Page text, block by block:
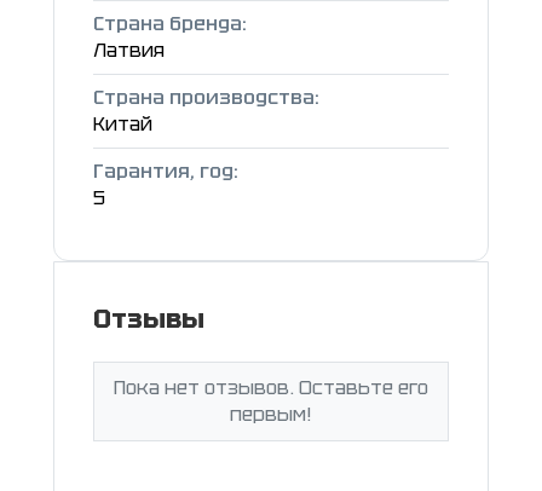
Страна бренда:
Латвия
Страна производства:
Китай
Гарантия, год:
5
Отзывы
Пока нет отзывов. Оставьте его
первым!